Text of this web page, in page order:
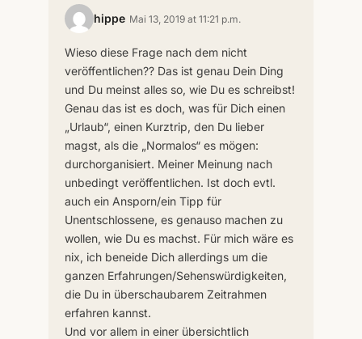
hippe Mai 13, 2019 at 11:21 p.m.
Wieso diese Frage nach dem nicht
veröffentlichen?? Das ist genau Dein Ding
und Du meinst alles so, wie Du es schreibst!
Genau das ist es doch, was für Dich einen
„Urlaub“, einen Kurztrip, den Du lieber
magst, als die „Normalos“ es mögen:
durchorganisiert. Meiner Meinung nach
unbedingt veröffentlichen. Ist doch evtl.
auch ein Ansporn/ein Tipp für
Unentschlossene, es genauso machen zu
wollen, wie Du es machst. Für mich wäre es
nix, ich beneide Dich allerdings um die
ganzen Erfahrungen/Sehenswürdigkeiten,
die Du in überschaubarem Zeitrahmen
erfahren kannst.
Und vor allem in einer übersichtlich